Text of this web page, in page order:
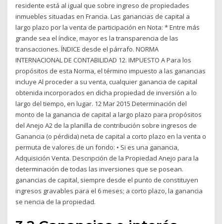
residente está al igual que sobre ingreso de propiedades
inmuebles situadas en Francia. Las ganancias de capital a
largo plazo por la venta de participación en Nota: * Entre más
grande sea el índice, mayor es la transparencia de las
transacciones. ÍNDICE desde el párrafo. NORMA
INTERNACIONAL DE CONTABILIDAD 12. IMPUESTO A Para los
propósitos de esta Norma, el término impuesto a las ganancias
incluye Al proceder a su venta, cualquier ganancia de capital
obtenida incorporados en dicha propiedad de inversión a lo
largo del tiempo, en lugar. 12 Mar 2015 Determinación del
monto de la ganancia de capital a largo plazo para propósitos
del Anejo A2 de la planilla de contribución sobre ingresos de
Ganancia (o pérdida) neta de capital a corto plazo en la venta o
permuta de valores de un fondo: • Si es una ganancia,
Adquisición Venta. Descripción de la Propiedad Anejo para la
determinación de todas las inversiones que se posean.
ganancias de capital, siempre desde el punto de constituyen
ingresos gravables para el 6 meses; a corto plazo, la ganancia
se nencia de la propiedad.